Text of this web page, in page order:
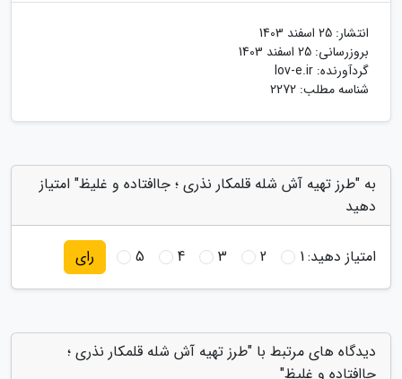
انتشار: 25 اسفند 1403
بروزرسانی: 25 اسفند 1403
گردآورنده: lov-e.ir
شناسه مطلب: 2272
به "طرز تهیه آش شله قلمکار نذری ؛ جاافتاده و غلیظ" امتیاز
دهید
امتیاز دهید:1
2
3
4
5 رای
دیدگاه های مرتبط با "طرز تهیه آش شله قلمکار نذری ؛
جاافتاده و غلیظ"